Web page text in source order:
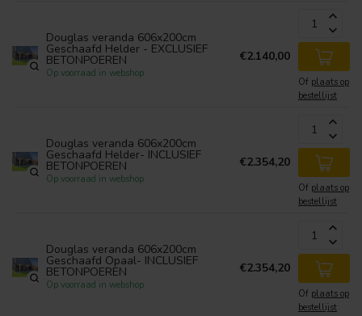
Douglas veranda 606x200cm
Geschaafd Helder - EXCLUSIEF
BETONPOEREN
Op voorraad in webshop
€2.140,00
Of plaats op
bestellijst
Douglas veranda 606x200cm
Geschaafd Helder- INCLUSIEF
BETONPOEREN
Op voorraad in webshop
€2.354,20
Of plaats op
bestellijst
Douglas veranda 606x200cm
Geschaafd Opaal- INCLUSIEF
BETONPOEREN
Op voorraad in webshop
€2.354,20
Of plaats op
bestellijst